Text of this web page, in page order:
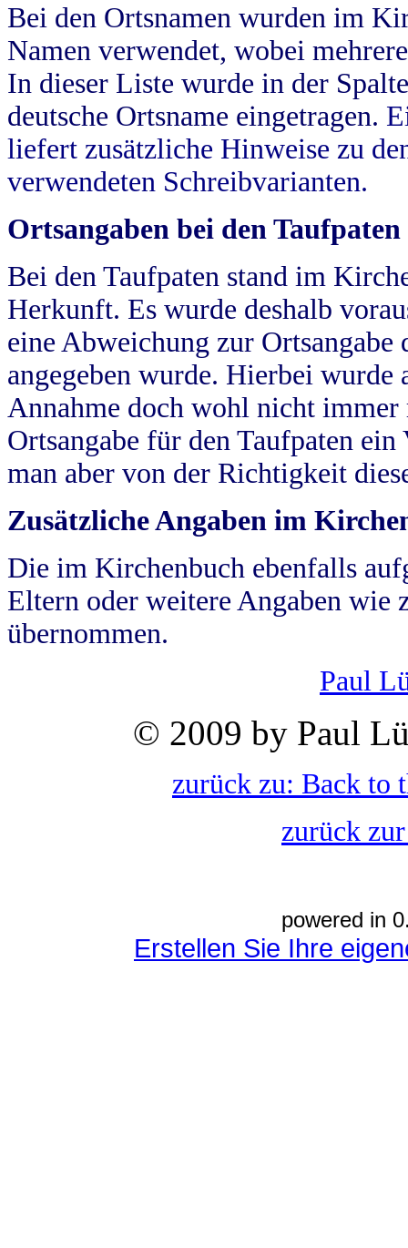
Bei den Ortsnamen wurden im
Namen verwendet, wobei
In dieser Liste wurde in der
deutsche Ortsname eingetragen.
liefert zusätzliche Hinweise zu
verwendeten Schreibvarianten.
Ortsangaben bei den Taufpaten
Bei den Taufpaten stand im
Herkunft. Es wurde deshalb
eine Abweichung zur
angegeben wurde. Hierbei wurde
Annahme doch wohl nicht
Ortsangabe für den Taufpaten
man aber von der Richtigkeit
Zusätzliche Angaben im
Die im Kirchenbuch ebenfalls
Eltern oder weitere Angaben wie
übernommen.
Paul
© 2009 by Paul
zurück zu: Back to
zurück
powered in
Erstellen Sie Ihre